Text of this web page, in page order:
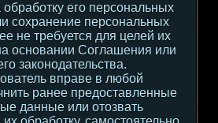
обработку его персональных
сохранение персональных
не требуется для целей их
основании Соглашения или
законодательства.
вправе в любой
ранее предоставленные
данные или отозвать